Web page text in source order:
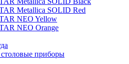
Metallica SOLID Red
NEO Yellow
NEO Orange
приборы